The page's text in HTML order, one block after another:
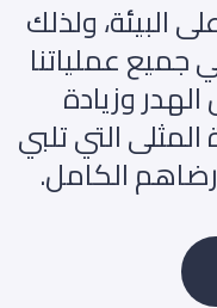
البيئة، ولذلك
جميع عملياتنا
وزيادة
التي تلبي
الكامل.